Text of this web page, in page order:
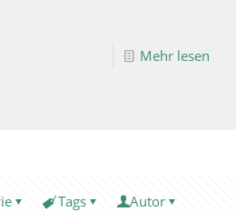
Mehr lesen
Tags Autor